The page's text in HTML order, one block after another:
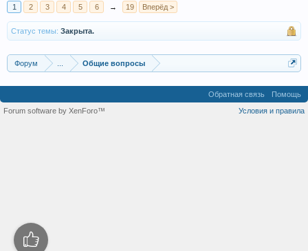
1
2 3 4 5 6 → 19 Вперёд >
Статус темы: Закрыта.
Форум Общие вопросы
Обратная связь
Помощь
Условия и правила
Forum software by XenForo™